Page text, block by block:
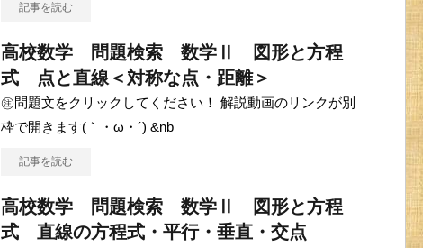
記事を読む
高校数学 問題検索 数学Ⅱ 図形と方程
式 点と直線＜対称な点・距離＞
㊟問題文をクリックしてください！ 解説動画のリンクが別
枠で開きます(｀・ω・´) &nb
記事を読む
高校数学 問題検索 数学Ⅱ 図形と方程
式 直線の方程式・平行・垂直・交点